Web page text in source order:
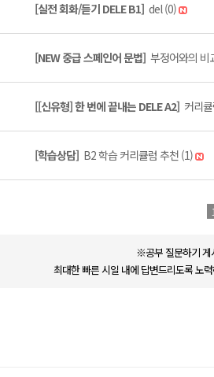
[실전 회화/듣기 DELE B1] del (0)
[NEW 중급 스페인어 문법] 부정어와의
[[신유형] 한 번에 끝내는 DELE A2] 커리
[학습상담] B2 학습 커리큘럼 추천 (1)
※공부 질문하기 게
최대한 빠른 시일 내에 답변드리도록 노